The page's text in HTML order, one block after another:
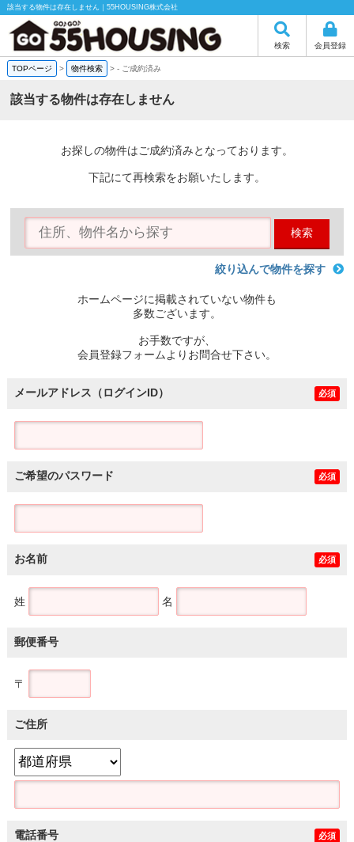
該当する物件は存在しません｜55HOUSING株式会社
検索 会員登録
TOPページ > 物件検索 >- ご成約済み
該当する物件は存在しません
お探しの物件はご成約済みとなっております。
下記にて再検索をお願いたします。
検索
絞り込んで物件を探す
ホームページに掲載されていない物件も
多数ございます。
お手数ですが、
会員登録フォームよりお問合せ下さい。
メールアドレス（ログインID） 必須
ご希望のパスワード 必須
お名前 必須
姓 名
郵便番号
〒
ご住所
電話番号 必須